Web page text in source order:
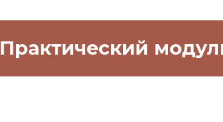
Практический